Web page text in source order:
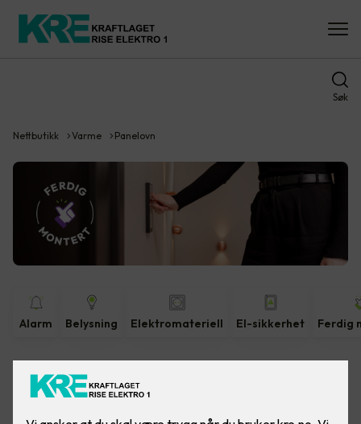
Søk
Nettbutikk Varme Panelovn
Alarm Belysning Elektromateriell El-sikkerhet Ferdig